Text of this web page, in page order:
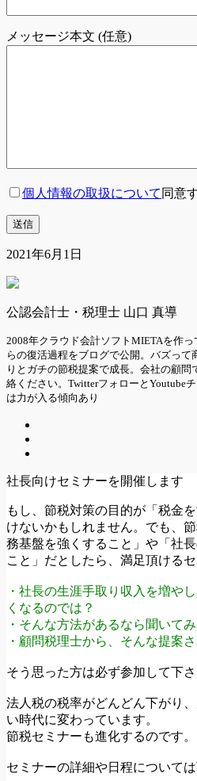
メッセージ本文 (任意)
個人情報の取扱について 同意
2021年6月1日
公認会計士・税理士 山口 真導
2008年クラウド会計ソフトMIETAを作
らの復活過程をブログで公開。バズっ
りとガチの節税提案で成長。会社の顧
絡ください。TwitterフォローとYoutube
は力が入る傾向あり
社長向けセミナーを開催します
もし、節税対策の目的が「税金
けないかもしれません。でも、
務基盤を強くすること」や「社
こと」だとしたら、満足頂ける
・社長の生涯手取り収入を増や
くなるのでは？
・そんな方法があるなら聞いてみ
・顧問税理士から、そんな提案
そう思った方は必ず参加して下さ
法人税の税率がどんどん下がり
い時代に変わっています。
節税セミナーも進化するのです。
セミナーの詳細や日程について